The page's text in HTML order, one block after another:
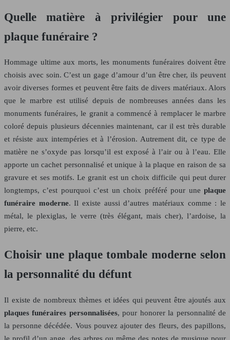
Quelle matière à privilégier pour une
plaque funéraire ?
Hommage ultime aux morts, les monuments funéraires doivent être
choisis avec soin. C’est un gage d’amour d’un être cher, ils peuvent
avoir diverses formes et peuvent être faits de divers matériaux. Alors
que le marbre est utilisé depuis de nombreuses années dans les
monuments funéraires, le granit a commencé à remplacer le marbre
coloré depuis plusieurs décennies maintenant, car il est très durable
et résiste aux intempéries et à l’érosion. Autrement dit, ce type de
matière ne s’oxyde pas lorsqu’il est exposé à l’air ou à l’eau. Elle
apporte un cachet personnalisé et unique à la plaque en raison de sa
gravure et ses motifs. Le granit est un choix difficile qui peut durer
longtemps, c’est pourquoi c’est un choix préféré pour une plaque
funéraire moderne. Il existe aussi d’autres matériaux comme : le
métal, le plexiglas, le verre (très élégant, mais cher), l’ardoise, la
pierre, etc.
Choisir une plaque tombale moderne selon
la personnalité du défunt
Il existe de nombreux thèmes et idées qui peuvent être ajoutés aux
plaques funéraires personnalisées, pour honorer la personnalité de
la personne décédée. Vous pouvez ajouter des fleurs, des papillons,
le profil d’un ange, des arbres ou même des notes de musique pour